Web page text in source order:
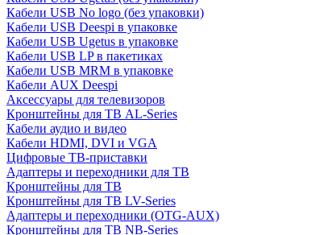
Кабели USB No logo (без упаковки)
Кабели USB Deespi в упаковке
Кабели USB Ugetus в упаковке
Кабели USB LP в пакетиках
Кабели USB MRM в упаковке
Кабели AUX Deespi
Аксессуары для телевизоров
Кронштейны для ТВ AL-Series
Кабели аудио и видео
Кабели HDMI, DVI и VGA
Цифровые ТВ-приставки
Адаптеры и переходники для ТВ
Кронштейны для ТВ
Кронштейны для ТВ LV-Series
Адаптеры и переходники (OTG-AUX)
Кронштейны для ТВ NB-Series